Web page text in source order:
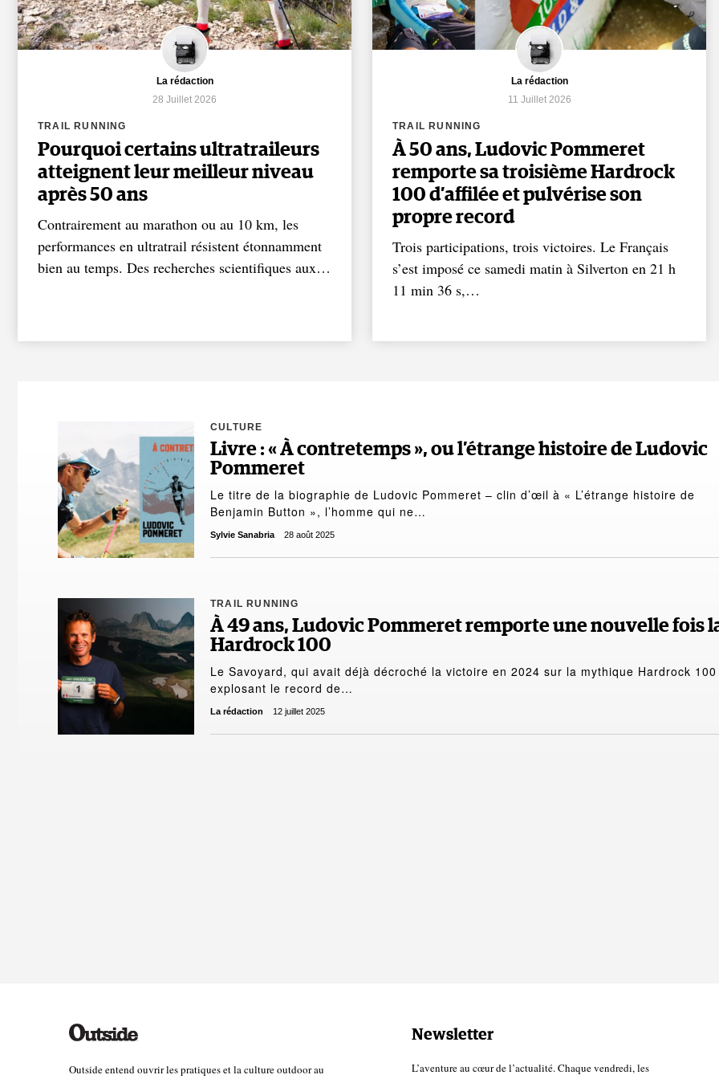
La rédaction
28 Juillet 2026
TRAIL RUNNING
Pourquoi certains ultratraileurs
atteignent leur meilleur niveau
après 50 ans
Contrairement au marathon ou au 10 km, les
performances en ultratrail résistent étonnamment
bien au temps. Des recherches scientifiques aux…
La rédaction
11 Juillet 2026
TRAIL RUNNING
À 50 ans, Ludovic Pommeret
remporte sa troisième Hardrock
100 d’affilée et pulvérise son
propre record
Trois participations, trois victoires. Le Français
s’est imposé ce samedi matin à Silverton en 21 h
11 min 36 s,…
CULTURE
Livre : « À contretemps », ou l’étrange histoire de Ludovic
Pommeret
Le titre de la biographie de Ludovic Pommeret – clin d’œil à « L’étrange histoire de
Benjamin Button », l’homme qui ne…
Sylvie Sanabria 28 août 2025
TRAIL RUNNING
À 49 ans, Ludovic Pommeret remporte une nouvelle fois
Hardrock 100
Le Savoyard, qui avait déjà décroché la victoire en 2024 sur la mythique Hardrock 100
explosant le record de…
La rédaction 12 juillet 2025
Outside entend ouvrir les pratiques et la culture outdoor au
Newsletter
L’aventure au cœur de l’actualité. Chaque vendredi, les